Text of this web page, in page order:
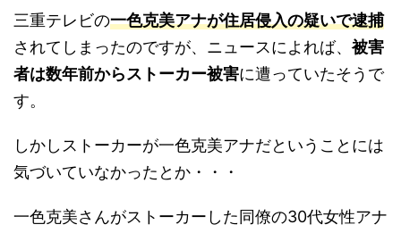
三重テレビの一色克美アナが住居侵入の疑いで逮捕
されてしまったのですが、ニュースによれば、被害
者は数年前からストーカー被害に遭っていたそうで
す。
しかしストーカーが一色克美アナだということには
気づいていなかったとか・・・
一色克美さんがストーカーした同僚の30代女性アナ